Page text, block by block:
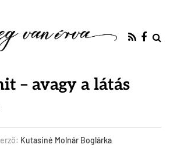
– avagy a látás
Kutasiné Molnár Boglárka